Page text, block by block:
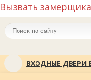
Вызвать замерщика
ВХОДНЫЕ ДВЕРИ